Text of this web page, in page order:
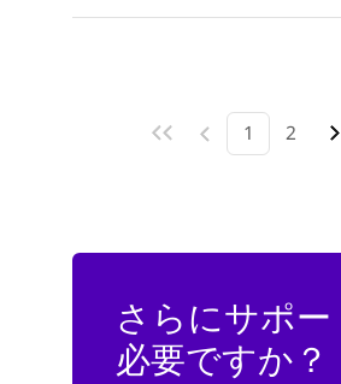
1 2
さらにサポ
必要ですか？